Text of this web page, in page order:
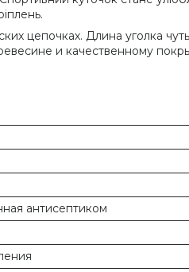
цепочках. Длина уголка
и качественному
антисептиком